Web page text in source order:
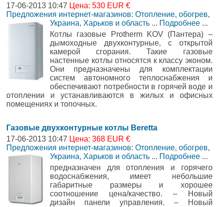
17-06-2013 10:47 Цена: 530 EUR €
Предложения интернет-магазинов: Отопление, обогрев,
Украина, Харьков и область ... Подробнее ...
Котлы газовые Protherm KOV (Пантера) –
дымоходные двухконтурные, с открытой
камерой сгорания. Такие газовые
настенные котлы относятся к классу эконом.
Они предназначены для комплектации
систем автономного теплоснабжения и
обеспечивают потребности в горячей воде и
отоплении и устанавливаются в жилых и офисных
помещениях и топочных.
Газовые двухконтурные котлы Beretta
17-06-2013 10:47 Цена: 368 EUR €
Предложения интернет-магазинов: Отопление, обогрев,
Украина, Харьков и область ... Подробнее ...
предназначен для отопления и горячего
водоснабжения, имеет небольшие
габаритные размеры и хорошее
соотношение цена/качество. – Новый
дизайн панели управления. – Новый